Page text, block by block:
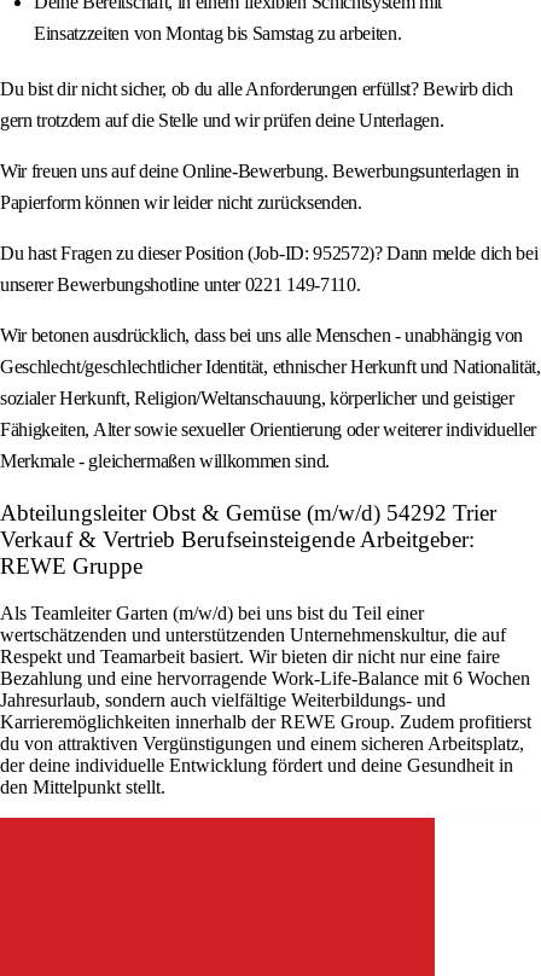
Einsatzzeiten von Montag bis Samstag zu arbeiten.
Du bist dir nicht sicher, ob du alle Anforderungen erfüllst? Bewirb dich
gern trotzdem auf die Stelle und wir prüfen deine Unterlagen.
Wir freuen uns auf deine Online-Bewerbung. Bewerbungsunterlagen in
Papierform können wir leider nicht zurücksenden.
Du hast Fragen zu dieser Position (Job-ID: 952572)? Dann melde dich bei
unserer Bewerbungshotline unter 0221 149-7110.
Wir betonen ausdrücklich, dass bei uns alle Menschen - unabhängig von
Geschlecht/geschlechtlicher Identität, ethnischer Herkunft und Nationalität,
sozialer Herkunft, Religion/Weltanschauung, körperlicher und geistiger
Fähigkeiten, Alter sowie sexueller Orientierung oder weiterer individueller
Merkmale - gleichermaßen willkommen sind.
Abteilungsleiter Obst & Gemüse (m/w/d) 54292 Trier
Verkauf & Vertrieb Berufseinsteigende Arbeitgeber:
REWE Gruppe
Als Teamleiter Garten (m/w/d) bei uns bist du Teil einer
wertschätzenden und unterstützenden Unternehmenskultur, die auf
Respekt und Teamarbeit basiert. Wir bieten dir nicht nur eine faire
Bezahlung und eine hervorragende Work-Life-Balance mit 6 Wochen
Jahresurlaub, sondern auch vielfältige Weiterbildungs- und
Karrieremöglichkeiten innerhalb der REWE Group. Zudem profitierst
du von attraktiven Vergünstigungen und einem sicheren Arbeitsplatz,
der deine individuelle Entwicklung fördert und deine Gesundheit in
den Mittelpunkt stellt.